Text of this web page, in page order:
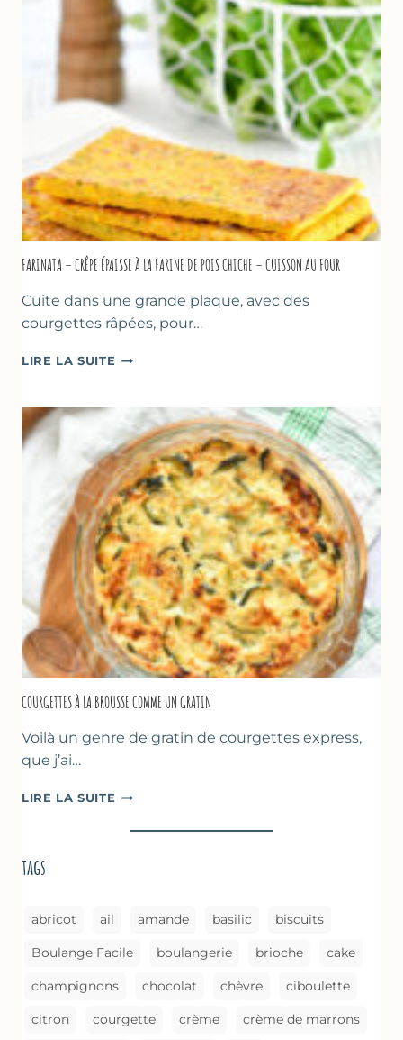
BIÈRE
–
COMME
À
MARSEILLE
FARINATA – CRÊPE ÉPAISSE À LA FARINE DE POIS CHICHE – CUISSON AU FOUR
Cuite dans une grande plaque, avec des
courgettes râpées, pour…
LIRE LA SUITE FARINATA
ÉPAISSE
À
LA
FARINE
DE
POIS
CHICHE
–
CUISSON
AU
FOUR
COURGETTES À LA BROUSSE COMME UN GRATIN
Voilà un genre de gratin de courgettes express,
que j’ai…
LIRE LA SUITE COURGETTES
LA
tags
abricot ail amande basilic biscuits
Boulange Facile boulangerie brioche cake
champignons chocolat chèvre ciboulette
citron courgette crème crème de marrons